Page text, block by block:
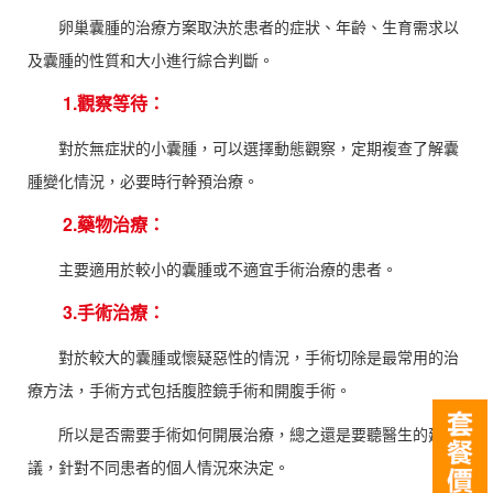
卵巢囊腫的治療方案取決於患者的症狀、年齡、生育需求以
及囊腫的性質和大小進行綜合判斷。
1.觀察等待：
對於無症狀的小囊腫，可以選擇動態觀察，定期複查了解囊
腫變化情況，必要時行幹預治療。
2.藥物治療：
主要適用於較小的囊腫或不適宜手術治療的患者。
3.手術治療：
對於較大的囊腫或懷疑惡性的情況，手術切除是最常用的治
療方法，手術方式包括腹腔鏡手術和開腹手術。
所以是否需要手術如何開展治療，總之還是要聽醫生的建
議，針對不同患者的個人情況來決定。